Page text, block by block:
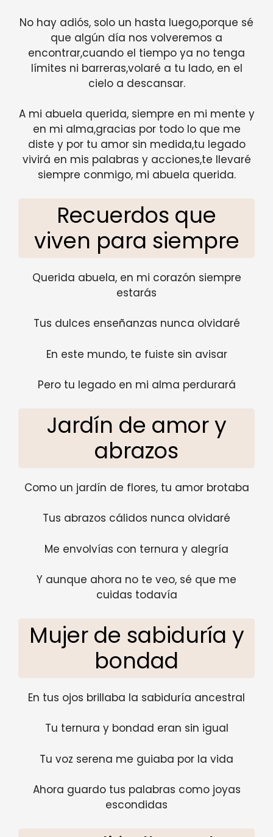
No hay adiós, solo un hasta luego,porque sé
que algún día nos volveremos a
encontrar,cuando el tiempo ya no tenga
límites ni barreras,volaré a tu lado, en el
cielo a descansar.
A mi abuela querida, siempre en mi mente y
en mi alma,gracias por todo lo que me
diste y por tu amor sin medida,tu legado
vivirá en mis palabras y acciones,te llevaré
siempre conmigo, mi abuela querida.
Recuerdos que
viven para siempre
Querida abuela, en mi corazón siempre
estarás
Tus dulces enseñanzas nunca olvidaré
En este mundo, te fuiste sin avisar
Pero tu legado en mi alma perdurará
Jardín de amor y
abrazos
Como un jardín de flores, tu amor brotaba
Tus abrazos cálidos nunca olvidaré
Me envolvías con ternura y alegría
Y aunque ahora no te veo, sé que me
cuidas todavía
Mujer de sabiduría y
bondad
En tus ojos brillaba la sabiduría ancestral
Tu ternura y bondad eran sin igual
Tu voz serena me guiaba por la vida
Ahora guardo tus palabras como joyas
escondidas